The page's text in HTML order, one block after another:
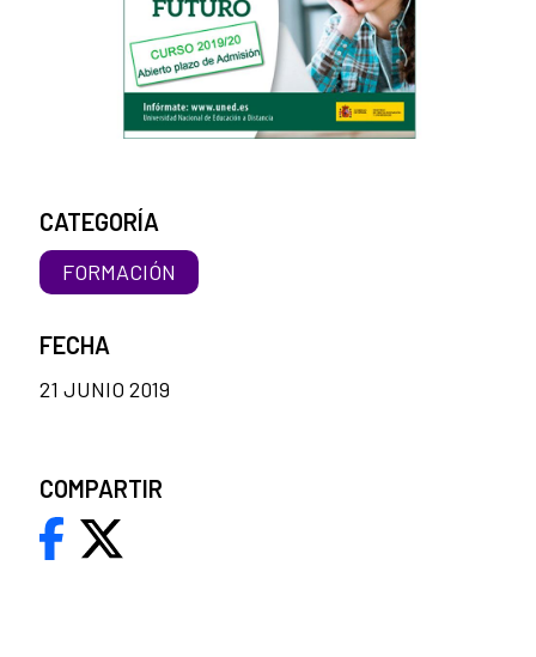
CATEGORÍA
FORMACIÓN
FECHA
21 JUNIO 2019
COMPARTIR